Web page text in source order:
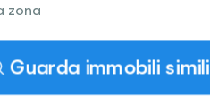
zona
Guarda immobili simili